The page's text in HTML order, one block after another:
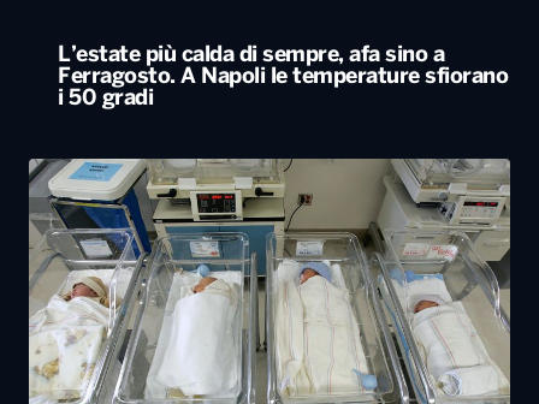
L’estate più calda di sempre, afa sino a
Ferragosto. A Napoli le temperature sfiorano
i 50 gradi